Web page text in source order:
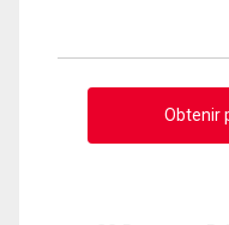
Obtenir